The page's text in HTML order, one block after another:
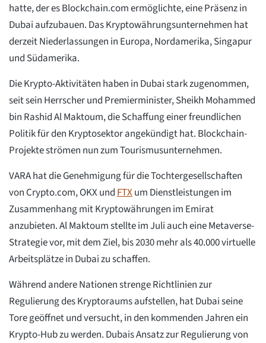
hatte, der es Blockchain.com ermöglichte, eine Präsenz in
Dubai aufzubauen. Das Kryptowährungsunternehmen hat
derzeit Niederlassungen in Europa, Nordamerika, Singapur
und Südamerika.
Die Krypto-Aktivitäten haben in Dubai stark zugenommen,
seit sein Herrscher und Premierminister, Sheikh Mohammed
bin Rashid Al Maktoum, die Schaffung einer freundlichen
Politik für den Kryptosektor angekündigt hat. Blockchain-
Projekte strömen nun zum Tourismusunternehmen.
VARA hat die Genehmigung für die Tochtergesellschaften
von Crypto.com, OKX und FTXum Dienstleistungen im
Zusammenhang mit Kryptowährungen im Emirat
anzubieten. Al Maktoum stellte im Juli auch eine Metaverse-
Strategie vor, mit dem Ziel, bis 2030 mehr als 40.000 virtuelle
Arbeitsplätze in Dubai zu schaffen.
Während andere Nationen strenge Richtlinien zur
Regulierung des Kryptoraums aufstellen, hat Dubai seine
Tore geöffnet und versucht, in den kommenden Jahren ein
Krypto-Hub zu werden. Dubais Ansatz zur Regulierung von